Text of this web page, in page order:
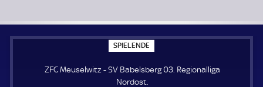
SPIELENDE
P
E
ZFC Meuselwitz - SV Babelsberg 03. Regionalliga
Nordost.